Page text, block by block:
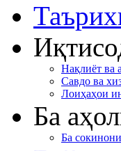
Нақлиёт ва
Савдо ва
Лоиҳаҳои
Ба
Ба